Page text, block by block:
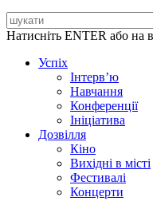
Натисніть ENTER або на
Успіх
Інтерв’ю
Навчання
Конференції
Ініціатива
Дозвілля
Кіно
Вихідні в місті
Фестивалі
Концерти